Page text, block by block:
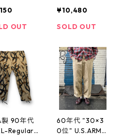
ミリタリ
ンツ ナイ
屋 高円寺
ンテージ
OUT
グスーツ フラ
イトスーツ ミ
古着屋 高円寺
ビンテージ
¥10,480
SOLD OUT
製 90年代
Regular"
60年代 "30×3
0位" U.S.ARMY